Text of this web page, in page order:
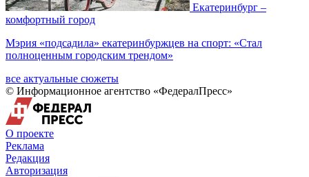
Екатеринбург –
комфортный город
Мэрия «подсадила» екатеринбуржцев на спорт: «Стал
полноценным городским трендом»
все актуальные сюжеты
© Информационное агентство «ФедералПресс»
О проекте
Реклама
Редакция
Авторизация